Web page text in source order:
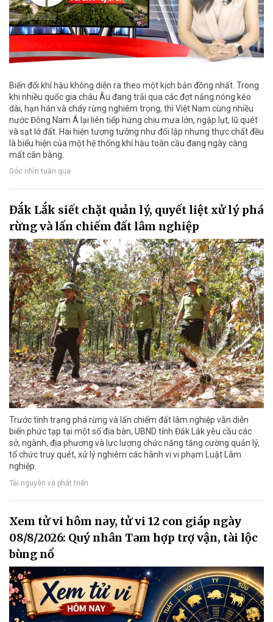
Biến đổi khí hậu không diễn ra theo một kịch bản đồng nhất. Trong
khi nhiều quốc gia châu Âu đang trải qua các đợt nắng nóng kéo
dài, hạn hán và cháy rừng nghiêm trọng, thì Việt Nam cùng nhiều
nước Đông Nam Á lại liên tiếp hứng chịu mưa lớn, ngập lụt, lũ quét
và sạt lở đất. Hai hiện tượng tưởng như đối lập nhưng thực chất đều
là biểu hiện của một hệ thống khí hậu toàn cầu đang ngày càng
mất cân bằng.
Góc nhìn tuần qua
Đắk Lắk siết chặt quản lý, quyết liệt xử lý phá
rừng và lấn chiếm đất lâm nghiệp
Trước tình trạng phá rừng và lấn chiếm đất lâm nghiệp vẫn diễn
biến phức tạp tại một số địa bàn, UBND tỉnh Đắk Lắk yêu cầu các
sở, ngành, địa phương và lực lượng chức năng tăng cường quản lý,
tổ chức truy quét, xử lý nghiêm các hành vi vi phạm Luật Lâm
nghiệp.
Tài nguyên và phát triển
Xem tử vi hôm nay, tử vi 12 con giáp ngày
08/8/2026: Quý nhân Tam hợp trợ vận, tài lộc
bùng nổ